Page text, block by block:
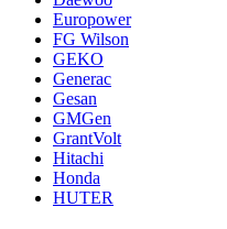
Europower
FG Wilson
GEKO
Generac
Gesan
GMGen
GrantVolt
Hitachi
Honda
HUTER